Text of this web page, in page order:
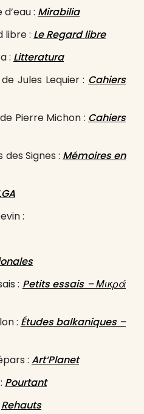
: Mirabilia
libre : Le Regard libre
: Litteratura
Jules Lequier : Cahiers
Pierre Michon : Cahiers
Signes : Mémoires en
:
: Petits essais – Μικρά
: Études balkaniques –
: Art‘Planet
Pourtant
Rehauts